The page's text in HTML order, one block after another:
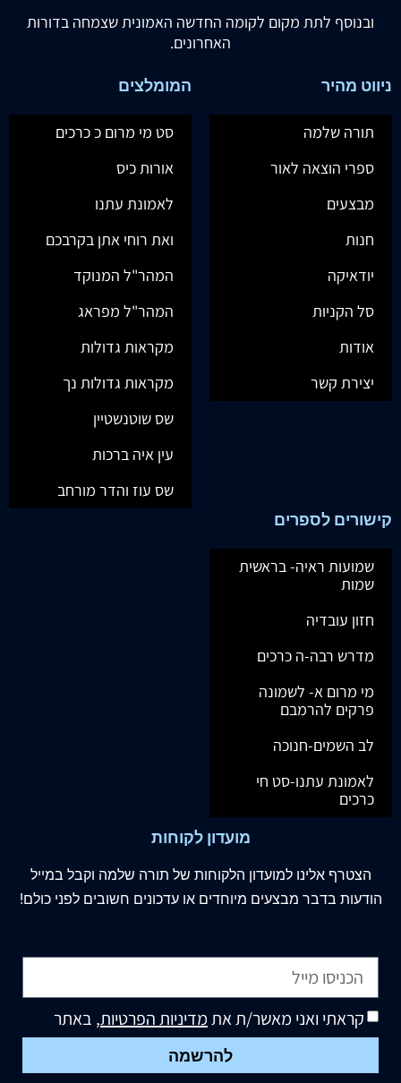
ובנוסף לתת מקום לקומה החדשה האמונית שצמחה בדורות
האחרונים.
ניווט מהיר
תורה שלמה
ספרי הוצאה לאור
מבצעים
חנות
יודאיקה
סל הקניות
אודות
יצירת קשר
המומלצים
סט מי מרום כ כרכים
אורות כיס
לאמונת עתנו
ואת רוחי אתן בקרבכם
המהר"ל המנוקד
המהר"ל מפראג
מקראות גדולות
מקראות גדולות נך
שס שוטנשטיין
עין איה ברכות
שס עוז והדר מורחב
קישורים לספרים
שמועות ראיה- בראשית
שמות
חזון עובדיה
מדרש רבה-ה כרכים
מי מרום א- לשמונה
פרקים להרמבם
לב השמים-חנוכה
לאמונת עתנו-סט חי
כרכים
מועדון לקוחות
הצטרף אלינו למועדון הלקוחות של תורה שלמה וקבל במייל
הודעות בדבר מבצעים מיוחדים או עדכונים חשובים לפני כולם!
קראתי ואני מאשר/ת אתמדיניות הפרטיות, באתר
להרשמה